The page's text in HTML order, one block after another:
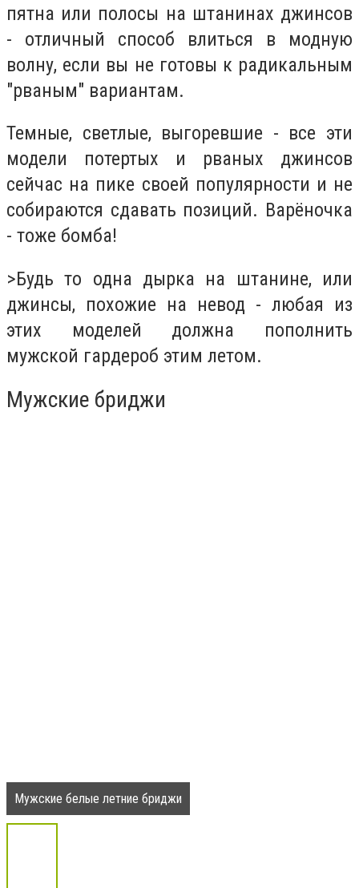
пятна или полосы на штанинах джинсов
- отличный способ влиться в модную
волну, если вы не готовы к радикальным
"рваным" вариантам.
Темные, светлые, выгоревшие - все эти
модели потертых и рваных джинсов
сейчас на пике своей популярности и не
собираются сдавать позиций. Варёночка
- тоже бомба!
>Будь то одна дырка на штанине, или
джинсы, похожие на невод - любая из
этих моделей должна пополнить
мужской гардероб этим летом.
Мужские бриджи
Мужские белые летние бриджи